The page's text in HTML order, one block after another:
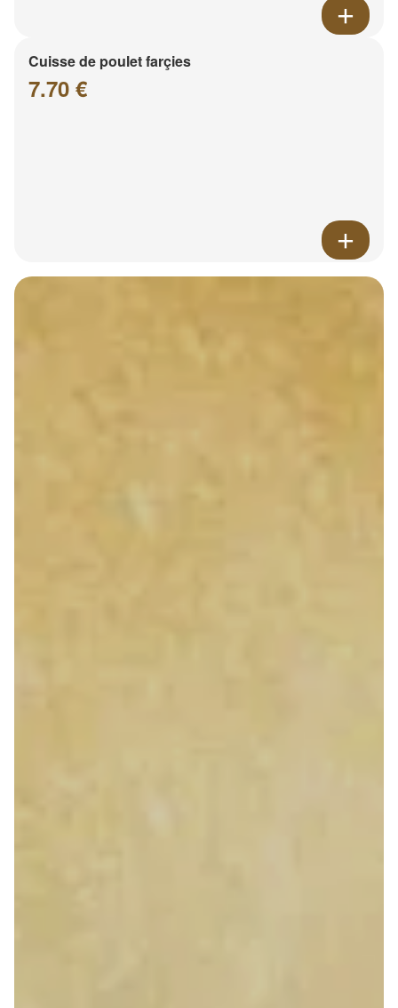
Cuisse de poulet farçies
7.70 €